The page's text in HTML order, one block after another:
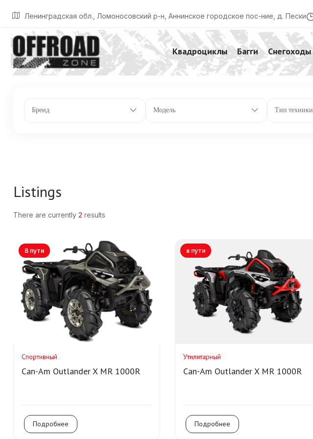
Ленинградская обл., Ломоносовский р-н, Аннинское городское пос-ние, д. Пески
Квадроциклы Багги Снегоходы
Главная Listings Клиренс: 335 мм.
Бренд Модель Тип техники
Listings
There are currently 2 results
В пути
Спортивный
Can-Am Outlander X MR 1000R
Подробнее
в пути
Утилитарный
Can-Am Outlander X MR 1000R
Подробнее